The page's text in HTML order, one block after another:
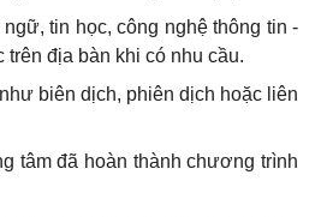
tin học, công nghệ thông tin -
địa bàn khi có nhu cầu.
biên dịch, phiên dịch hoặc liên
tâm đã hoàn thành chương trình